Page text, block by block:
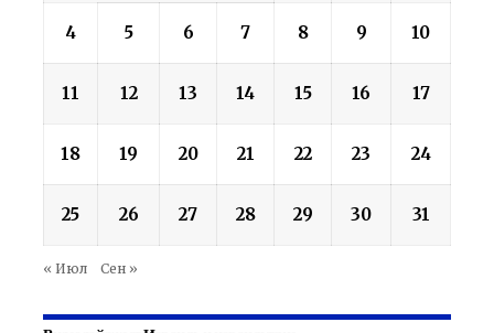
4 5 6 7 8 9 10
11 12 13 14 15 16 17
18 19 20 21 22 23 24
25 26 27 28 29 30 31
« Июл Сен »